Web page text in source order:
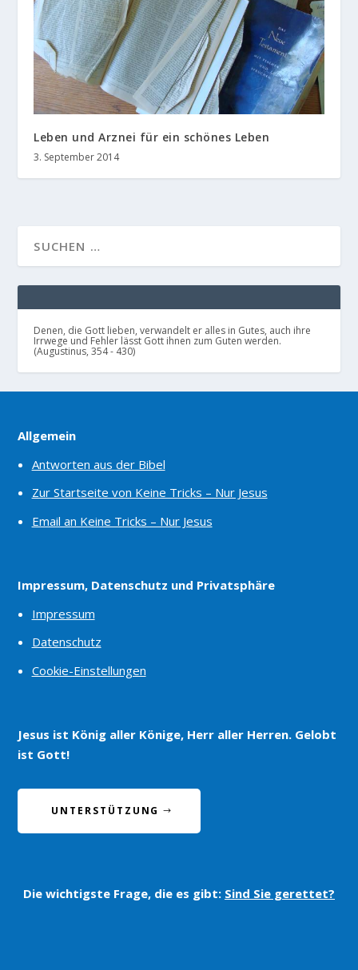
Leben und Arznei für ein schönes Leben
3. September 2014
Denen, die Gott lieben, verwandelt er alles in Gutes, auch ihre
Irrwege und Fehler lässt Gott ihnen zum Guten werden.
(Augustinus, 354 - 430)
Allgemein
Antworten aus der Bibel
Zur Startseite von Keine Tricks – Nur Jesus
Email an Keine Tricks – Nur Jesus
Impressum, Datenschutz und Privatsphäre
Impressum
Datenschutz
Cookie-Einstellungen
Jesus ist König aller Könige, Herr aller Herren. Gelobt
ist Gott!
UNTERSTÜTZUNG
Die wichtigste Frage, die es gibt: Sind Sie gerettet?